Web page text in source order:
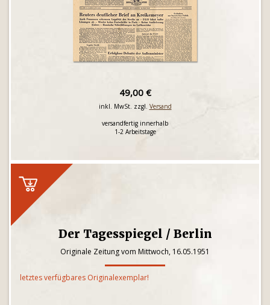
49,00 €
inkl. MwSt. zzgl. Versand
versandfertig innerhalb
1-2 Arbeitstage
Der Tagesspiegel / Berlin
Originale Zeitung vom Mittwoch, 16.05.1951
letztes verfügbares Originalexemplar!